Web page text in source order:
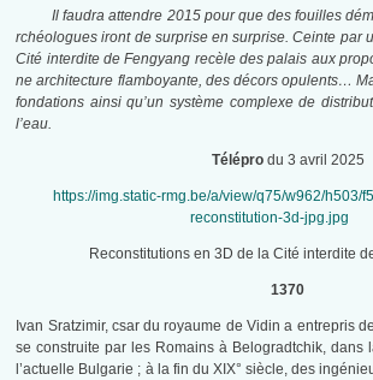
Il faudra attendre 2015 pour que des fouilles
rchéologues iront de surprise en surprise. Ceinte par
Cité interdite de Fengyang recèle des palais aux
ne architecture flamboyante, des décors opulents…
fondations ainsi qu’un système complexe de
l’eau.
Téléprodu 3 avril 2025
https://img.static-rmg.be/a/view/q75/w962/h503/
reconstitution-3d-jpg.jpg
Reconstitutions en 3D de la Cité interdite
1370
Ivan Sratzimir, csar du royaume de Vidin a entrepris
se construite par les Romains à Belogradtchik, dans
l’actuelle Bulgarie ; à la fin du XIX° siècle, des